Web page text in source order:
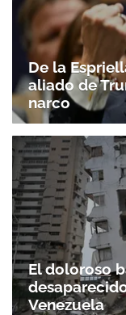
De la
aliado de
narco
El doloroso
Venezuela